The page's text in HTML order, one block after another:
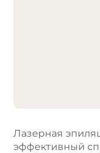
:
Лазерная
эффективный